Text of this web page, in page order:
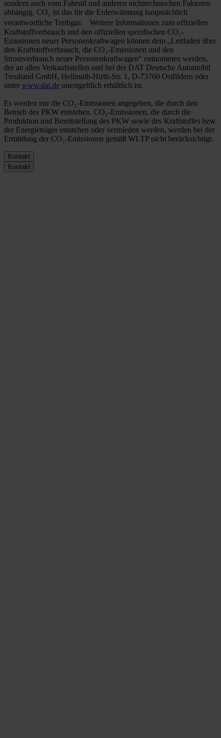
sondern auch vom Fahrstil und anderen nichttechnischen Faktoren
abhängig. CO₂ ist das für die Erderwärmung hauptsächlich
verantwortliche Treibgas. Weitere Informationen zum offiziellen
Kraftstoffverbrauch und den offiziellen spezifischen CO₂-
Emissionen neuer Personenkraftwagen können dem „Leitfaden über
den Kraftstoffverbrauch, die CO₂-Emissionen und den
Stromverbrauch neuer Personenkraftwagen“ entnommen werden,
der an allen Verkaufsstellen und bei der DAT Deutsche Automobil
Treuhand GmbH, Hellmuth-Hirth-Str. 1, D-73760 Ostfildern oder
unter www.dat.de unentgeltlich erhältlich ist.
Es werden nur die CO₂-Emissionen angegeben, die durch den
Betrieb des PKW entstehen. CO₂-Emissionen, die durch die
Produktion und Bereitstellung des PKW sowie des Kraftstoffes bzw.
der Energieträger entstehen oder vermieden werden, werden bei der
Ermittlung der CO₂-Emissionen gemäß WLTP nicht berücksichtigt.
Kontakt
Kontakt